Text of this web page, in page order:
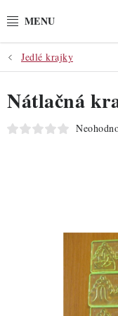
na
POTŘEBY
POMŮCKY
SUROVINY
Jedlé krajky
Nátlačná